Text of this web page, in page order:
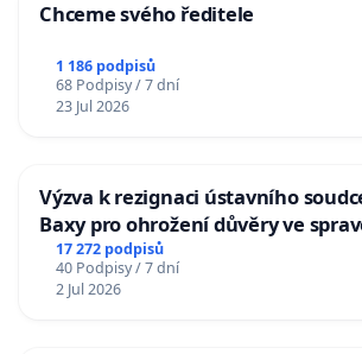
Chceme svého ředitele
1 186 podpisů
68 Podpisy / 7 dní
23 Jul 2026
Výzva k rezignaci ústavního
Baxy pro ohrožení důvěry ve
17 272 podpisů
40 Podpisy / 7 dní
2 Jul 2026